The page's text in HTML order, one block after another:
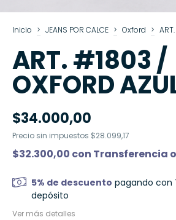
Inicio > JEANS POR CALCE > Oxford >
ART. #1803 /
OXFORD
$34.000,00
Precio sin impuestos $28.099,17
$32.300,00 con Transferencia
5% de descuento pagando con
depósito
Ver más detalles